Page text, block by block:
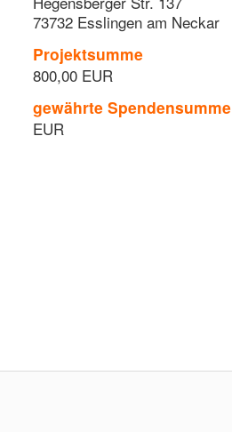
73732 Esslingen am Neckar
Projektsumme
800,00 EUR
gewährte Spendensumme
EUR